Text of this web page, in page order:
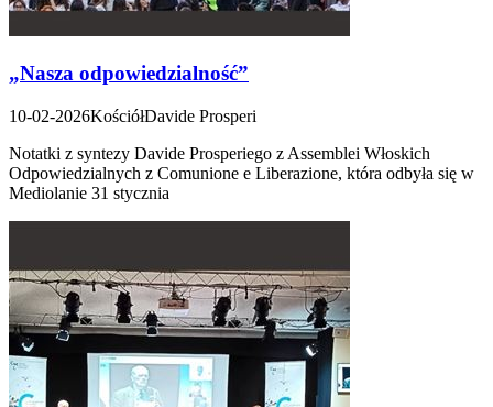
„Nasza odpowiedzialność”
10-02-2026KościółDavide Prosperi
Notatki z syntezy Davide Prosperiego z Assemblei Włoskich
Odpowiedzialnych z Comunione e Liberazione, która odbyła się w
Mediolanie 31 stycznia